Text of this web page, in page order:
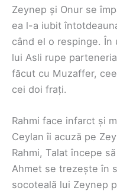
Zeynep și Onur se
ea l-a iubit
când el o respinge. În
lui Asli rupe
făcut cu Muzaffer,
cei doi frați.
Rahmi face infarct și
Ceylan îi acuză pe
Rahmi, Talat începe
Ahmet se trezește în
socoteală lui Zeynep